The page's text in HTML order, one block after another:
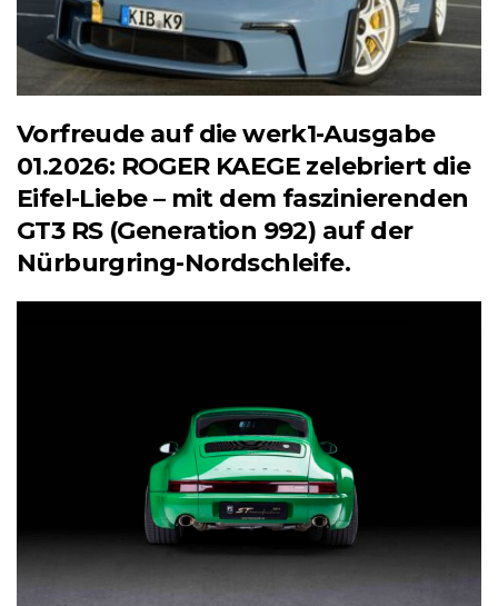
Vorfreude auf die werk1-Ausgabe
01.2026: ROGER KAEGE zelebriert die
Eifel-Liebe – mit dem faszinierenden
GT3 RS (Generation 992) auf der
Nürburgring-Nordschleife.